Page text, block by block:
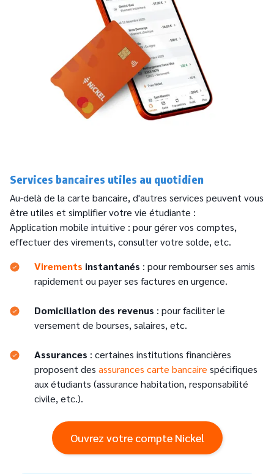
Services bancaires utiles au quotidien
Au-delà de la carte bancaire, d'autres services peuvent vous
être utiles et simplifier votre vie étudiante :
Application mobile intuitive : pour gérer vos comptes,
effectuer des virements, consulter votre solde, etc.
Virements instantanés : pour rembourser ses amis
rapidement ou payer ses factures en urgence.
Domiciliation des revenus : pour faciliter le
versement de bourses, salaires, etc.
Assurances : certaines institutions financières
proposent des assurances carte bancaire spécifiques
aux étudiants (assurance habitation, responsabilité
civile, etc.).
Ouvrez votre compte Nickel